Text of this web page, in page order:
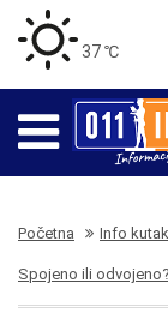
37 ℃
Početna Info kutak
Spojeno ili odvojeno?